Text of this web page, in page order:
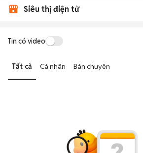
Siêu thị điện tử
Tin có video
Tất cả Cá nhân Bán chuyên